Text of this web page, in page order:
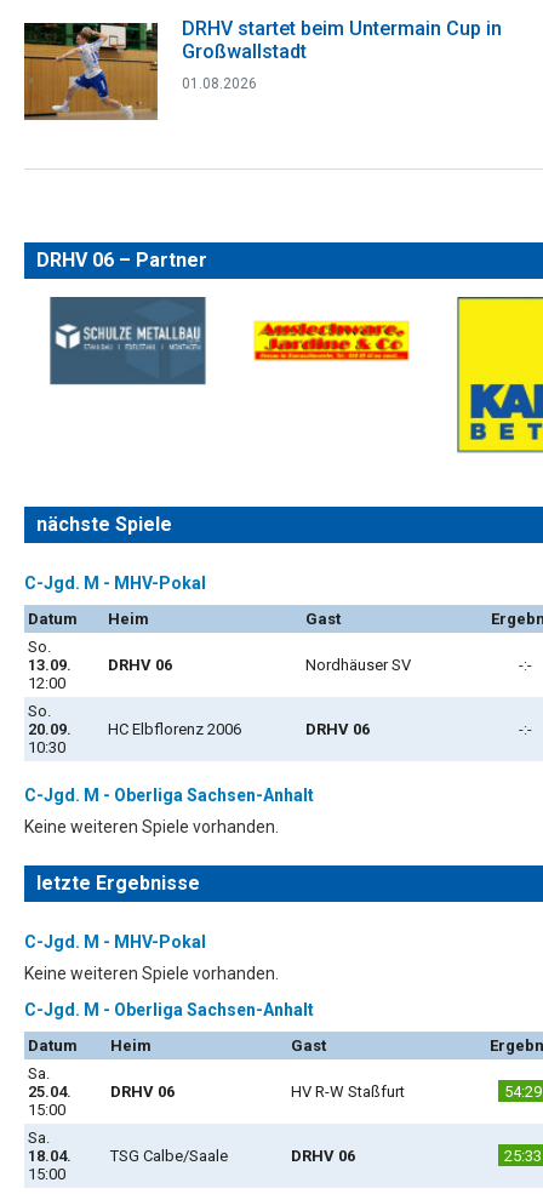
DRHV startet beim Untermain Cup in
Großwallstadt
01.08.2026
DRHV 06 – Partner
nächste Spiele
C-Jgd. M - MHV-Pokal
Datum Heim Gast
So.
13.09.
12:00
DRHV 06 Nordhäuser SV -:-
So.
20.09.
10:30
HC Elbflorenz 2006 DRHV 06 -:-
C-Jgd. M - Oberliga Sachsen-Anhalt
Keine weiteren Spiele vorhanden.
letzte Ergebnisse
C-Jgd. M - MHV-Pokal
Keine weiteren Spiele vorhanden.
C-Jgd. M - Oberliga Sachsen-Anhalt
Datum Heim Gast
Sa.
25.04.
15:00
DRHV 06 HV R-W Staßfurt 54:29
Sa.
18.04.
15:00
TSG Calbe/Saale DRHV 06 25:33